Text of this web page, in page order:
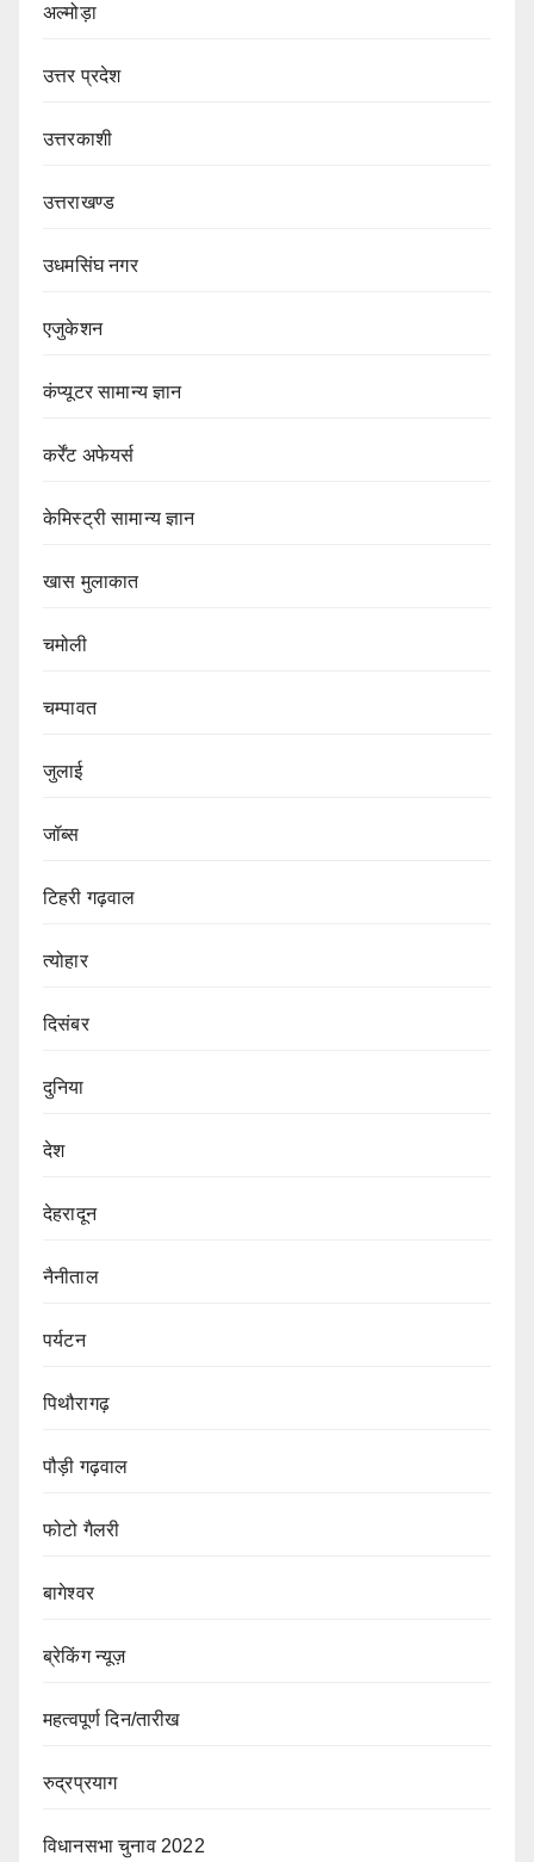
अल्मोड़ा
उत्तर प्रदेश
उत्तरकाशी
उत्तराखण्ड
उधमसिंघ नगर
एजुकेशन
कंप्यूटर सामान्य ज्ञान
कर्रेंट अफेयर्स
केमिस्ट्री सामान्य ज्ञान
खास मुलाकात
चमोली
चम्पावत
जुलाई
जॉब्स
टिहरी गढ़वाल
त्योहार
दिसंबर
दुनिया
देश
देहरादून
नैनीताल
पर्यटन
पिथौरागढ़
पौड़ी गढ़वाल
फोटो गैलरी
बागेश्वर
ब्रेकिंग न्यूज़
महत्वपूर्ण दिन/तारीख
रुद्रप्रयाग
विधानसभा चुनाव 2022